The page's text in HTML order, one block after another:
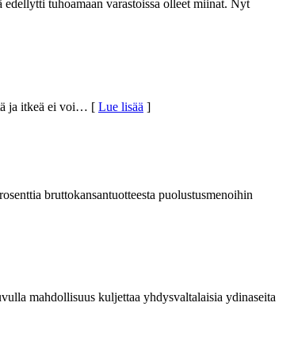
tuhoamaan varastoissa olleet miinat. Nyt
ja itkeä ei voi… [ Lue lisää ]
bruttokansantuotteesta puolustusmenoihin
mahdollisuus kuljettaa yhdysvaltalaisia ydinaseita